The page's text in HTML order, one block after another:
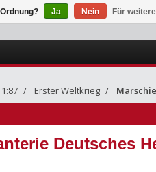
Erster Weltkrieg
Deutsches
Ja Nein Für